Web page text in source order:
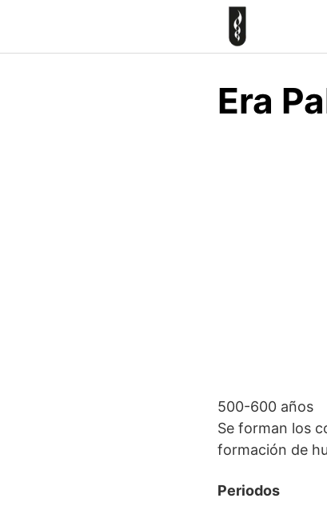
Era
500-600 años
Se forman los
formación de
Periodos